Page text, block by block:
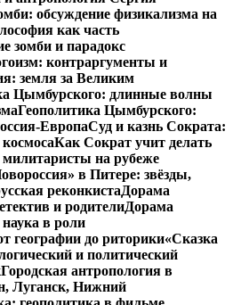
обсуждение физикализма на
как часть
зомби и парадокс
контраргументы и
земля за Великим
Цымбурского: длинные волны
Геополитика Цымбурского:
ЕвропаСуд и казнь Сократа:
Как Сократ учит делать
на рубеже
в Питере: звёзды,
реконкистаДорама
и родителиДорама
в роли
географии до риторики«Сказка
и политический
Городская антропология в
Луганск, Нижний